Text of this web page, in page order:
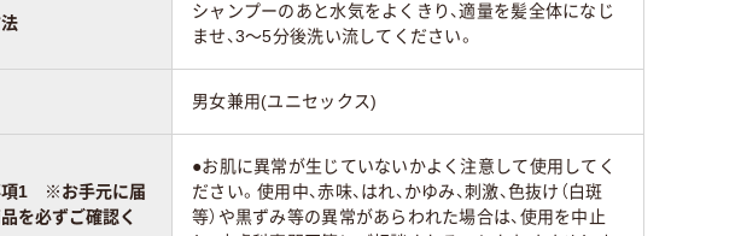
シャンプーのあと水気をよくきり、適量を髪全体になじ
ませ、3～5分後洗い流してください。
男女兼用(ユニセックス)
項1 ※お手元に届
を必ずご確認く
●お肌に異常が生じていないかよく注意して使用してく
ださい。使用中、赤味、はれ、かゆみ、刺激、色抜け（白斑
等）や黒ずみ等の異常があらわれた場合は、使用を中止